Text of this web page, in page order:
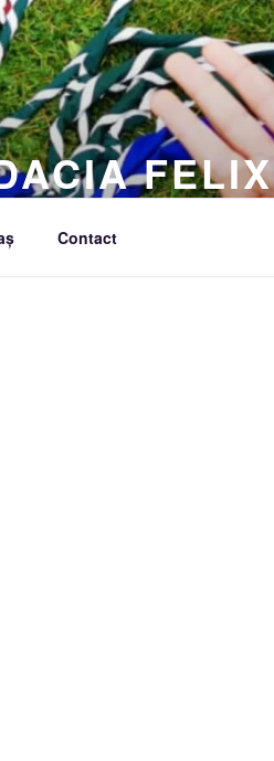
FELIX
Contact